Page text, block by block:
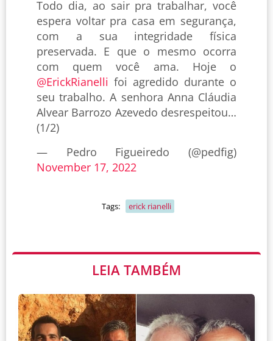
Todo dia, ao sair pra trabalhar, você
espera voltar pra casa em segurança,
com a sua integridade física
preservada. E que o mesmo ocorra
com quem você ama. Hoje o
@ErickRianelli foi agredido durante o
seu trabalho. A senhora Anna Cláudia
Alvear Barrozo Azevedo desrespeitou…
(1/2)
— Pedro Figueiredo (@pedfig)
November 17, 2022
Tags: erick rianelli
LEIA TAMBÉM